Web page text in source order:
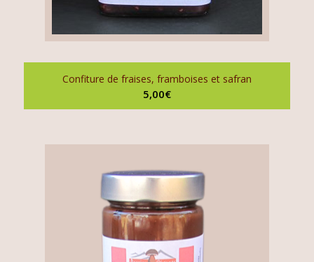
Confiture de fraises, framboises et safran
5,00€